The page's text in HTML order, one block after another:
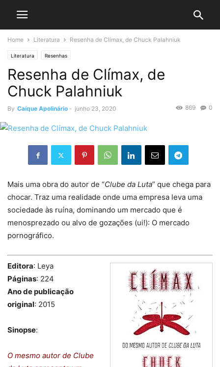
Home Literatura Resenha de Clímax, de Chuck Palahniuk
Literatura Resenhas
Resenha de Clímax, de
Chuck Palahniuk
By Caíque Apolinário - junho 23, 2020 0
869
Mais uma obra do autor de “Clube da Luta” que chega para
chocar. Traz uma realidade onde uma empresa leva uma
sociedade às ruína, dominando um mercado que é
menosprezado ou alvo de gozações (ui!): O mercado
pornográfico.
Editora: Leya
Páginas: 224
Ano de publicação
original: 2015
Sinopse:
O mesmo autor de Clube